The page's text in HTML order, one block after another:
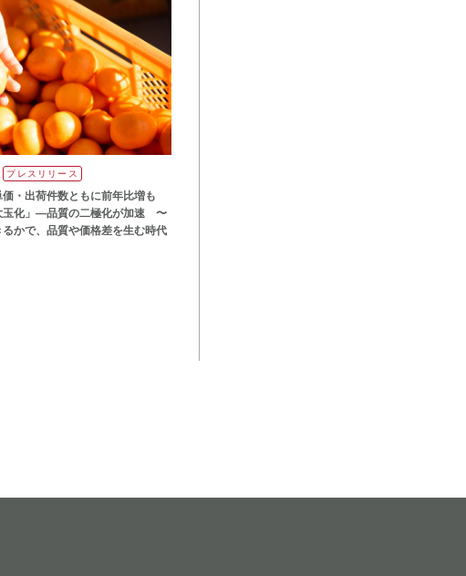
プレスリリース
・出荷件数ともに前年比増も
玉化」—品質の二極化が加速 〜
かで、品質や価格差を生む時代